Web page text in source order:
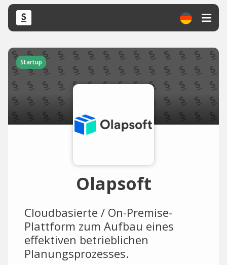
Startup
Olapsoft
Cloudbasierte / On-Premise-
Plattform zum Aufbau eines
effektiven betrieblichen
Planungsprozesses.